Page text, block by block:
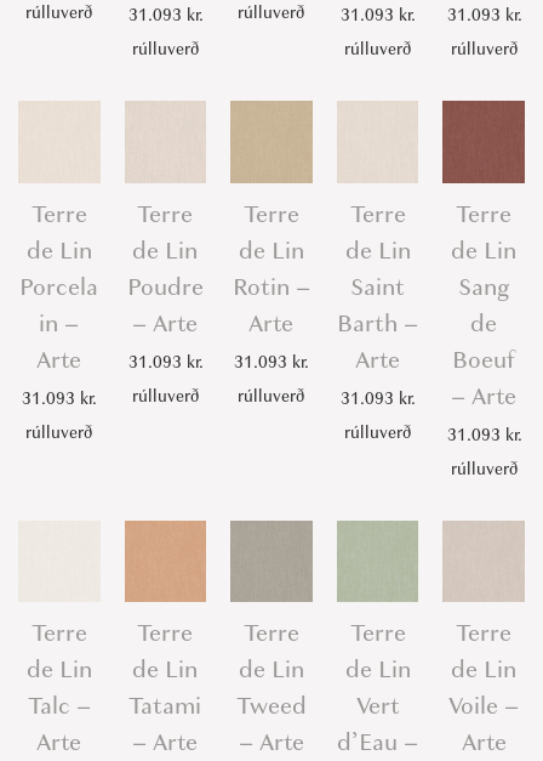
rúlluverð
31.093 kr.
rúlluverð
rúlluverð
31.093 kr.
rúlluverð
31.093 kr.
rúlluverð
Terre
de Lin
Porcela
in –
Arte
31.093 kr.
rúlluverð
Terre
de Lin
Poudre
– Arte
31.093 kr.
rúlluverð
Terre
de Lin
Rotin –
Arte
31.093 kr.
rúlluverð
Terre
de Lin
Saint
Barth –
Arte
31.093 kr.
rúlluverð
Terre
de Lin
Sang
de
Boeuf
– Arte
31.093 kr.
rúlluverð
Terre
de Lin
Talc –
Arte
Terre
de Lin
Tatami
– Arte
Terre
de Lin
Tweed
– Arte
Terre
de Lin
Vert
d’Eau –
Terre
de Lin
Voile –
Arte